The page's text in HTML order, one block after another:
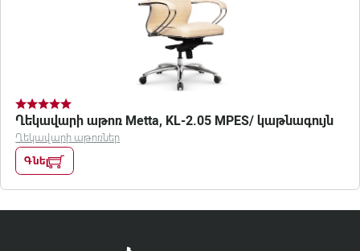
Ղեկավարի աթոռ Metta, KL-2.05 MPES/ կաթնագույն
Ղեկավարի աթոռներ
Գնել